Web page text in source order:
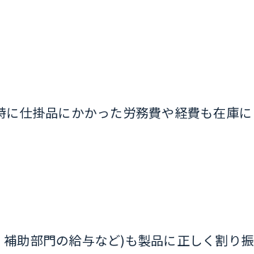
仕掛品にかかった労務費や経費も在庫に
助部門の給与など)も製品に正しく割り振